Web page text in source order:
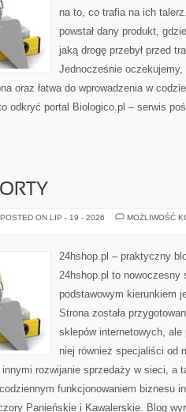
na to, co trafia na ich
powstał dany produkt,
jaką drogę przebył przed
Jednocześnie
oraz łatwa do wprowadzenia w
odkryć portal Biologico.pl – serwis
POSTED ON LIP - 19 - 2026
MOŻLIWOŚĆ
24hshop.pl – praktyczny
24hshop.pl to nowoczesny
podstawowym kierunkiem
Strona została
sklepów internetowych,
niej również specjaliści od
rozwijanie sprzedaży w sieci, a
funkcjonowaniem biznesu
Panieńskie i Kawalerskie. Blog